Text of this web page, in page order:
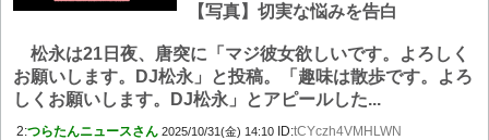
【写真】切実な悩みを告白
松永は21日夜、唐突に「マジ彼女欲しいです。よろしく
お願いします。DJ松永」と投稿。「趣味は散歩です。よろ
しくお願いします。DJ松永」とアピールした...
2:つらたんニュースさん 2025/10/31(金) 14:10 ID:tCYczh4VMHLWN